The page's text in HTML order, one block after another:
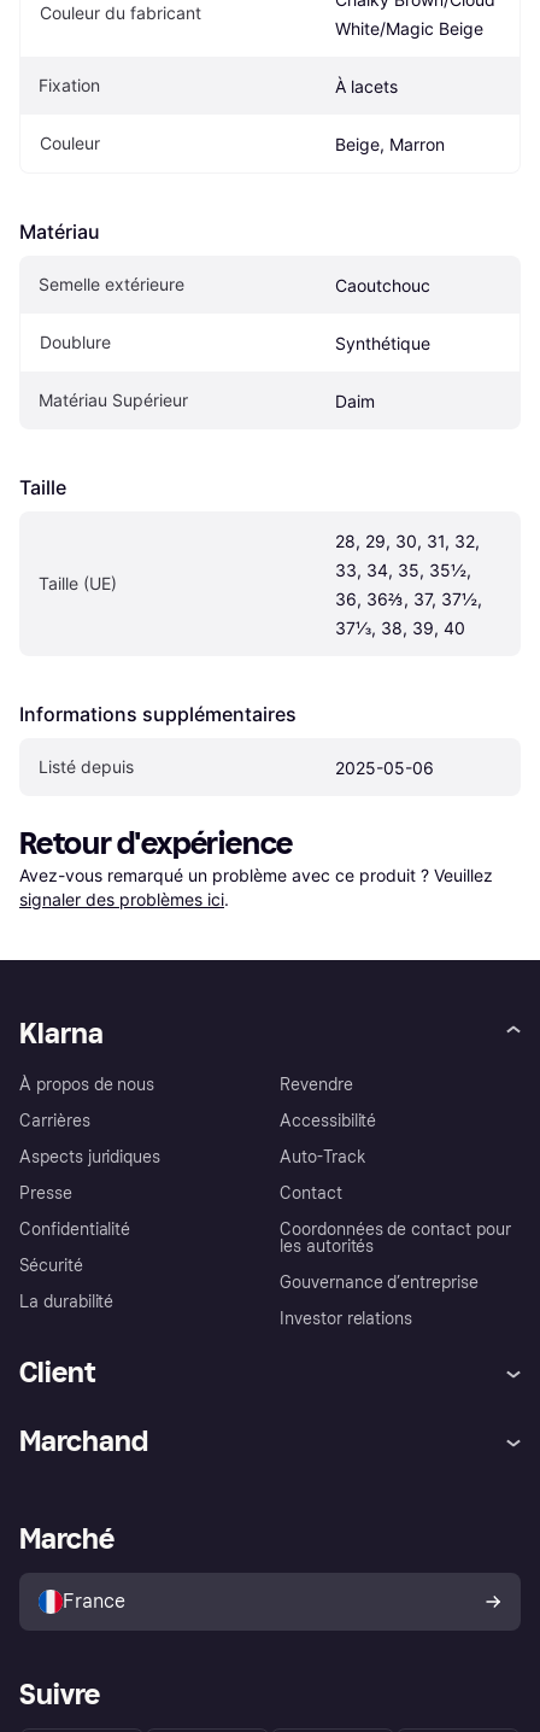
Couleur du fabricant
White/Magic Beige
Fixation À lacets
Couleur Beige, Marron
Matériau
Semelle extérieure Caoutchouc
Doublure Synthétique
Matériau Supérieur Daim
Taille
Taille (UE)
28, 29, 30, 31, 32,
33, 34, 35, 35½,
36, 36⅔, 37, 37½,
37⅓, 38, 39, 40
Informations supplémentaires
Listé depuis 2025-05-06
Retour d'expérience
Avez-vous remarqué un problème avec ce produit ? Veuillez
signaler des problèmes ici.
Klarna
À propos de nous
Carrières
Aspects juridiques
Presse
Confidentialité
Sécurité
La durabilité
Revendre
Accessibilité
Auto-Track
Contact
Coordonnées de contact pour
les autorités
Gouvernance d’entreprise
Investor relations
Client
Explorez les magasins
Politique de protection de
l’acheteur Klarna
Marchand
Portail Marchand
Marché
France
Suivre